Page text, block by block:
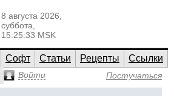
8 августа 2026,
суббота,
15:25:33 MSK
Софт Статьи Рецепты
Ссылки
Войти Постучаться